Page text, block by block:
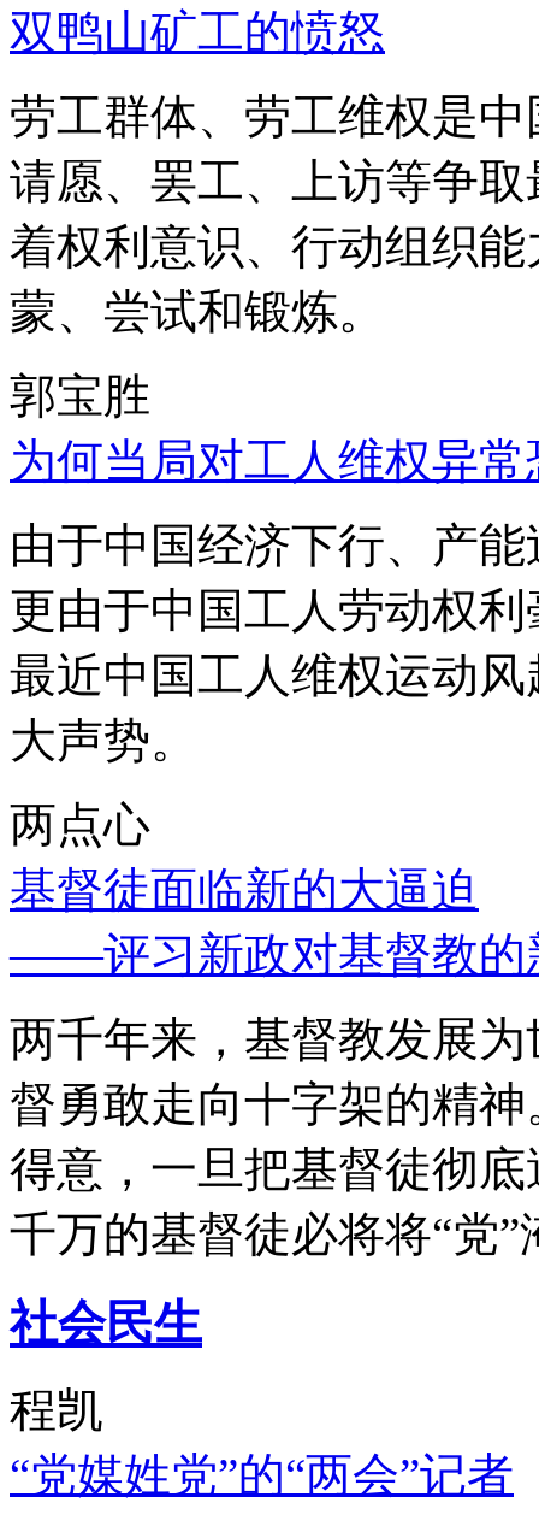
双鸭山矿工的愤怒
劳工群体、劳工维权是
请愿、罢工、上访等争
着权利意识、行动组织
蒙、尝试和锻炼。
郭宝胜
为何当局对工人维权异
由于中国经济下行、产
更由于中国工人劳动权
最近中国工人维权运动
大声势。
两点心
基督徒面临新的大逼迫
——评习新政对基督教的
两千年来，基督教发展
督勇敢走向十字架的精
得意，一旦把基督徒彻
千万的基督徒必将将“党”
社会民生
程凯
“党媒姓党”的“两会”记者